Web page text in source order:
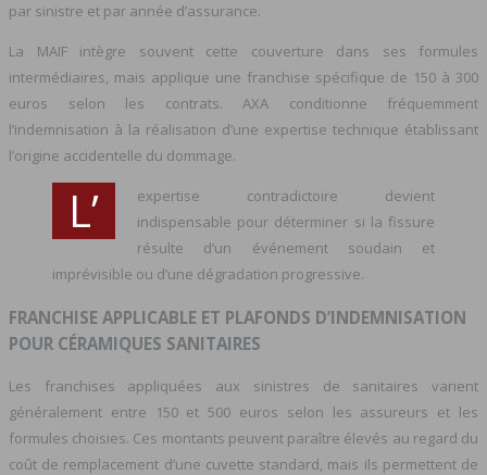
par sinistre et par année d’assurance.
La MAIF intègre souvent cette couverture dans ses formules
intermédiaires, mais applique une franchise spécifique de 150 à 300
euros selon les contrats. AXA conditionne fréquemment
l’indemnisation à la réalisation d’une expertise technique établissant
l’origine accidentelle du dommage.
L’
expertise contradictoire devient
indispensable pour déterminer si la fissure
résulte d’un événement soudain et
imprévisible ou d’une dégradation progressive.
FRANCHISE APPLICABLE ET PLAFONDS D’INDEMNISATION
POUR CÉRAMIQUES SANITAIRES
Les franchises appliquées aux sinistres de sanitaires varient
généralement entre 150 et 500 euros selon les assureurs et les
formules choisies. Ces montants peuvent paraître élevés au regard du
coût de remplacement d’une cuvette standard, mais ils permettent de